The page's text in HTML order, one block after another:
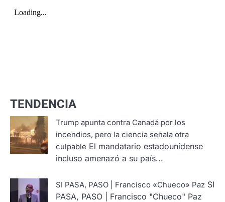
TENDENCIA
Trump apunta contra Canadá por los
incendios, pero la ciencia señala otra
culpable El mandatario estadounidense
incluso amenazó a su país...
SI PASA, PASO | Francisco «Chueco» Paz SI
PASA, PASO | Francisco "Chueco" Paz